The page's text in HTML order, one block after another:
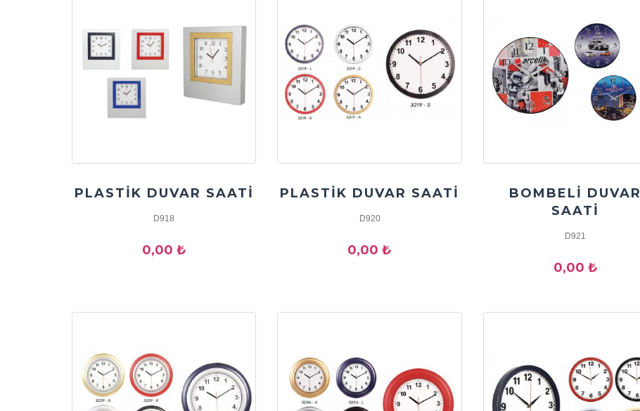
PLASTİK DUVAR SAATİ
D918
0,00 ₺
PLASTİK DUVAR SAATİ
D920
0,00 ₺
BOMBELİ DUVAR
SAATİ
D921
0,00 ₺